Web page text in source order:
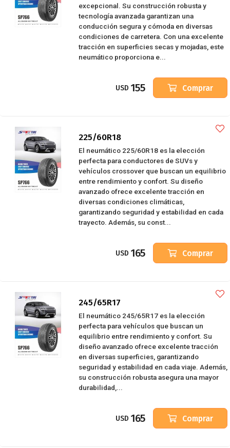
excepcional. Su construcción robusta y
tecnología avanzada garantizan una
conducción segura y cómoda en diversas
condiciones de carretera. Con una excelente
tracción en superficies secas y mojadas, este
neumático proporciona e...
USD 155 Comprar
225/60R18
El neumático 225/60R18 es la elección
perfecta para conductores de SUVs y
vehículos crossover que buscan un equilibrio
entre rendimiento y confort. Su diseño
avanzado ofrece excelente tracción en
diversas condiciones climáticas,
garantizando seguridad y estabilidad en cada
trayecto. Además, su const...
USD 165 Comprar
245/65R17
El neumático 245/65R17 es la elección
perfecta para vehículos que buscan un
equilibrio entre rendimiento y confort. Su
diseño avanzado ofrece excelente tracción
en diversas superficies, garantizando
seguridad y estabilidad en cada viaje. Además,
su construcción robusta asegura una mayor
durabilidad,...
USD 165 Comprar